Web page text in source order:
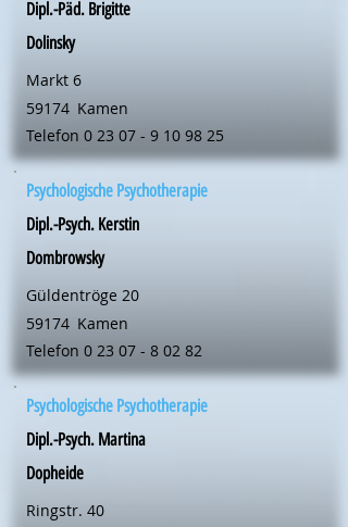
Dipl.-Päd. Brigitte
Dolinsky
Markt 6
59174 Kamen
Telefon 0 23 07 - 9 10 98 25
Psychologische Psychotherapie
Dipl.-Psych. Kerstin
Dombrowsky
Güldentröge 20
59174 Kamen
Telefon 0 23 07 - 8 02 82
Psychologische Psychotherapie
Dipl.-Psych. Martina
Dopheide
Ringstr. 40